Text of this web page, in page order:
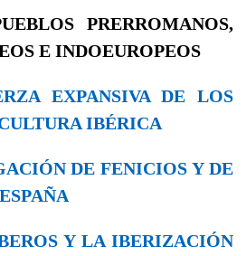
PRERROMANOS,
E INDOEUROPEOS
EXPANSIVA DE LOS
IBÉRICA
DE FENICIOS Y DE
Y LA IBERIZACIÓN